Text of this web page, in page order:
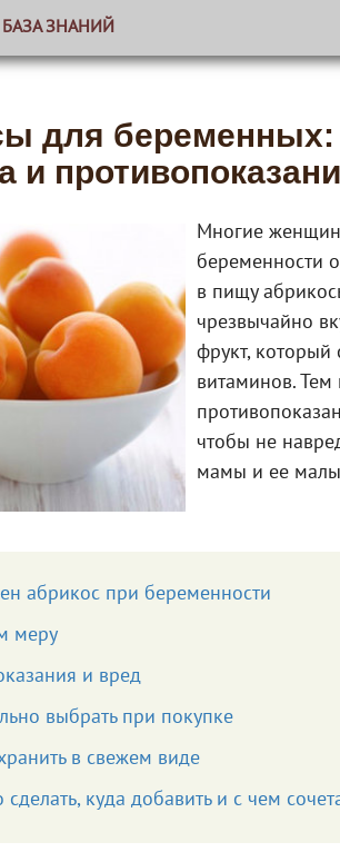
БАЗА ЗНАНИЙ
для
и
Многие
беременности
в пищу
чрезвычайно
фрукт, который
витаминов. Тем
чтобы не
мамы и ее
абрикос при беременности
меру
и вред
выбрать при покупке
в свежем виде
куда добавить и с чем